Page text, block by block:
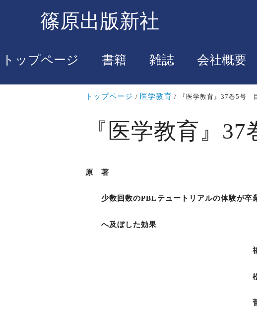
篠原出版新社
トップページ 書籍 雑誌 会社概要
トップページ 医学教育 『医学教育』37巻5号
『医学教育』
原 著
少数回数のPBLテュートリアルの体験が卒
へ及ぼした効果
福井由理子・石
松井 慶子・
菅沼 太陽